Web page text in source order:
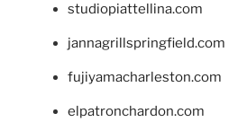
studiopiattellina.com
jannagrillspringfield.com
fujiyamacharleston.com
elpatronchardon.com